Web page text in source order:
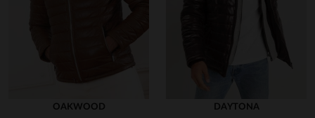
OAKWOOD
DAYTONA